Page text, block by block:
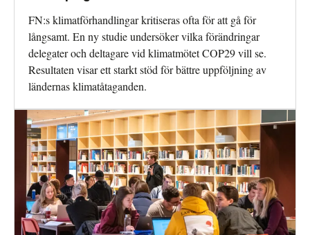
FN:s klimatförhandlingar kritiseras ofta för att gå för
långsamt. En ny studie undersöker vilka förändringar
delegater och deltagare vid klimatmötet COP29 vill se.
Resultaten visar ett starkt stöd för bättre uppföljning av
ländernas klimatåtaganden.